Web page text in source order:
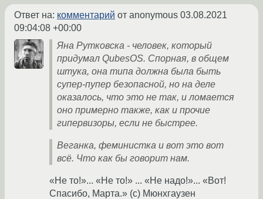
Ответ на: комментарий от anonymous 03.08.2021
09:04:08 +00:00
Яна Рутковска - человек, который
придумал QubesOS. Спорная, в общем
штука, она типа должна была быть
супер-пупер безопасной, но на деле
оказалось, что это не так, и ломается
оно примерно также, как и прочие
гипервизоры, если не быстрее.
Веганка, феминистка и вот это вот
всё. Что как бы говорит нам.
«Не то!»... «Не то!» ... «Не надо!»... «Вот!
Спасибо, Марта.» (с) Мюнхгаузен